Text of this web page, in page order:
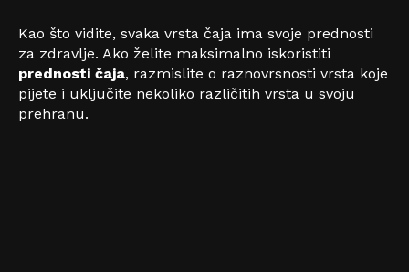
Kao što vidite, svaka vrsta čaja ima svoje prednosti
za zdravlje. Ako želite maksimalno iskoristiti
prednosti čaja, razmislite o raznovrsnosti vrsta koje
pijete i uključite nekoliko različitih vrsta u svoju
prehranu.